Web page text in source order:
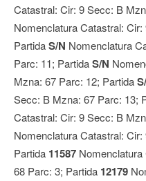
Catastral: Cir: 9 Secc: B
Nomenclatura Catastral:
PartidaS/N Nomenclatura
Parc: 11; PartidaS/N
Mzna: 67 Parc: 12; Partida
Secc: B Mzna: 67 Parc: 13;
Catastral: Cir: 9 Secc: B
Nomenclatura Catastral:
Partida 11587
68 Parc: 3; Partida 12179